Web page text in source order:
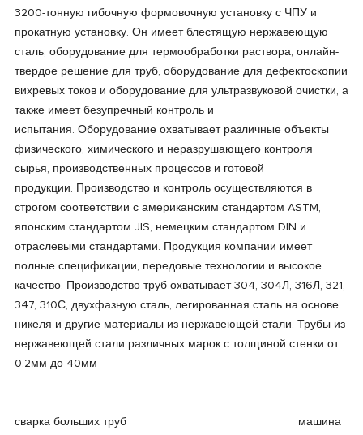
3200-тонную гибочную формовочную установку с ЧПУ и
прокатную установку. Он имеет блестящую нержавеющую
сталь, оборудование для термообработки раствора, онлайн-
твердое решение для труб, оборудование для дефектоскопии
вихревых токов и оборудование для ультразвуковой очистки, а
также имеет безупречный контроль и
испытания. Оборудование охватывает различные объекты
физического, химического и неразрушающего контроля
сырья, производственных процессов и готовой
продукции. Производство и контроль осуществляются в
строгом соответствии с американским стандартом ASTM,
японским стандартом JIS, немецким стандартом DIN и
отраслевыми стандартами. Продукция компании имеет
полные спецификации, передовые технологии и высокое
качество. Производство труб охватывает 304, 304Л, 316Л, 321,
347, 310С, двухфазную сталь, легированная сталь на основе
никеля и другие материалы из нержавеющей стали. Трубы из
нержавеющей стали различных марок с толщиной стенки от
0,2мм до 40мм
сварка больших труб машина